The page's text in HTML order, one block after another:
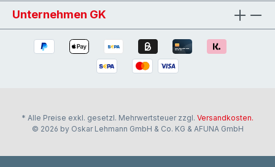
Unternehmen GK
* Alle Preise exkl. gesetzl. Mehrwertsteuer zzgl. Versandkosten.
© 2026 by Oskar Lehmann GmbH & Co. KG & AFUNA GmbH